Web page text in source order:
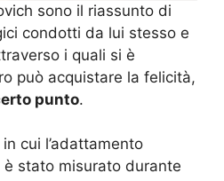
sono il riassunto di
condotti da lui stesso e
i quali si è
può acquistare la felicità,
punto.
cui l’adattamento
stato misurato durante